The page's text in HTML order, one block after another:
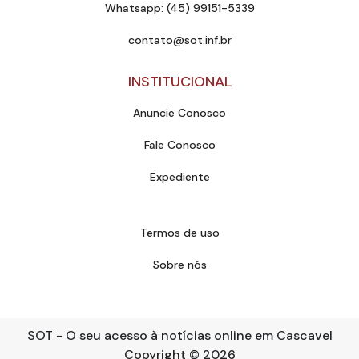
Whatsapp: (45) 99151-5339
contato@sot.inf.br
INSTITUCIONAL
Anuncie Conosco
Fale Conosco
Expediente
Termos de uso
Sobre nós
SOT - O seu acesso à notícias online em Cascavel
Copyright © 2026